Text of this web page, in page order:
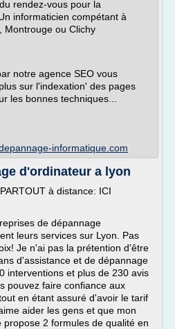
rendez-vous pour la
informaticien compétant à
Montrouge ou Clichy
notre agence SEO vous
sur l'indexation' des pages
les bonnes techniques...
informatique.com
d'ordinateur a lyon
à distance: ICI
de dépannage
leurs services sur Lyon. Pas
Je n'ai pas la prétention d'être
d'assistance et de dépannage
interventions et plus de 230 avis
pouvez faire confiance aux
en étant assuré d'avoir le tarif
aider les gens et que mon
propose 2 formules de qualité en